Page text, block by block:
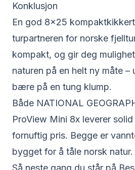
Konklusjon
En god 8x25
turpartneren for norske
kompakt, og gir deg
naturen på en helt ny måte –
bære på en tung klump.
Både NATIONAL
ProView Mini 8x leverer
fornuftig pris. Begge er
bygget for å tåle norsk natur.
Så neste gang du står på